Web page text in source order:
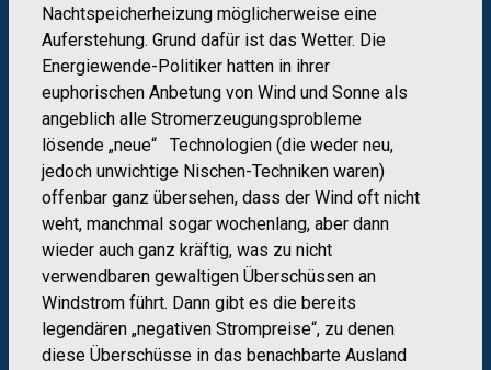
Nachtspeicherheizung möglicherweise eine
Auferstehung. Grund dafür ist das Wetter. Die
Energiewende-Politiker hatten in ihrer
euphorischen Anbetung von Wind und Sonne als
angeblich alle Stromerzeugungsprobleme
lösende „neue“ Technologien (die weder neu,
jedoch unwichtige Nischen-Techniken waren)
offenbar ganz übersehen, dass der Wind oft nicht
weht, manchmal sogar wochenlang, aber dann
wieder auch ganz kräftig, was zu nicht
verwendbaren gewaltigen Überschüssen an
Windstrom führt. Dann gibt es die bereits
legendären „negativen Strompreise“, zu denen
diese Überschüsse in das benachbarte Ausland